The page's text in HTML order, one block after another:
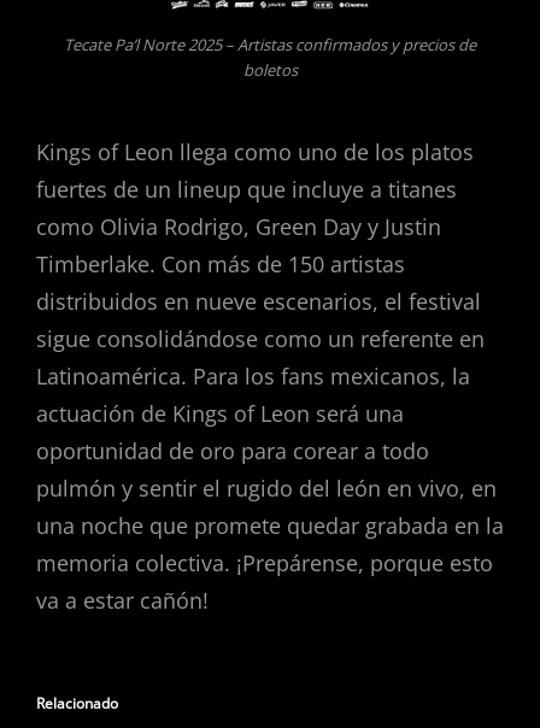
Tecate Pa’l Norte 2025 – Artistas confirmados y precios de
boletos
Kings of Leon llega como uno de los platos
fuertes de un lineup que incluye a titanes
como Olivia Rodrigo, Green Day y Justin
Timberlake. Con más de 150 artistas
distribuidos en nueve escenarios, el festival
sigue consolidándose como un referente en
Latinoamérica. Para los fans mexicanos, la
actuación de Kings of Leon será una
oportunidad de oro para corear a todo
pulmón y sentir el rugido del león en vivo, en
una noche que promete quedar grabada en la
memoria colectiva. ¡Prepárense, porque esto
va a estar cañón!
Relacionado